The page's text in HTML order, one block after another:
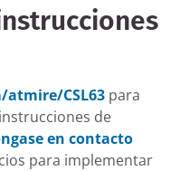
CSL63 para
de
en contacto
para implementar